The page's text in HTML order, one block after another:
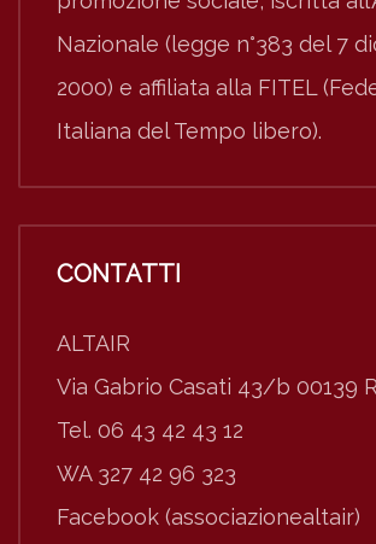
Nazionale (legge n°383 del 7
2000) e affiliata alla FITEL
Italiana del Tempo libero).
CONTATTI
ALTAIR
Via Gabrio Casati 43/b 00139
Tel. 06 43 42 43 12
WA 327 42 96 323
Facebook (associazionealtair)